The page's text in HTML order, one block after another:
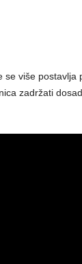
više
zadržati